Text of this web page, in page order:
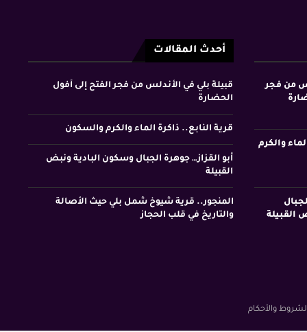
من فجر
والكرم
القبيلة
أحدث المقالات
قبيلة بلي في الأندلس من فجر الفتح إلى أفول
الحضارة
قرية النابع.. ذاكرة الماء والكرم والسكون
أبو القزاز… جوهرة الجبال وسكون البادية ونبض
القبيلة
المنجور.. قرية شيوخ شمل بلي حيث الأصالة
والتاريخ في قلب الحجاز
والأحكام